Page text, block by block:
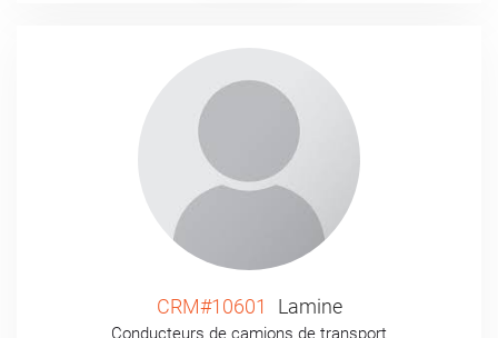
CRM#10601 Lamine
Conducteurs de camions de transport